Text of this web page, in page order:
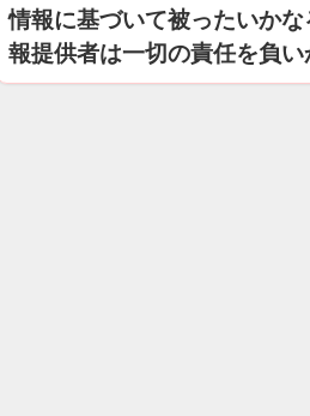
情報に基づいて被ったいか
報提供者は一切の責任を負い